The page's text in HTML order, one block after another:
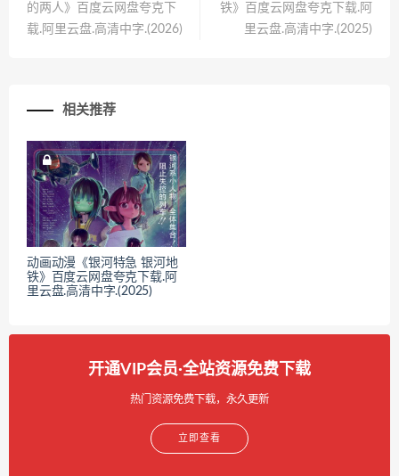
的两人》百度云网盘夸克下
载.阿里云盘.高清中字.(2026)
铁》百度云网盘夸克下载.阿
里云盘.高清中字.(2025)
相关推荐
动画动漫《银河特急 银河地
铁》百度云网盘夸克下载.阿
里云盘.高清中字.(2025)
开通VIP会员·全站资源免费下载
热门资源免费下载，永久更新
立即查看